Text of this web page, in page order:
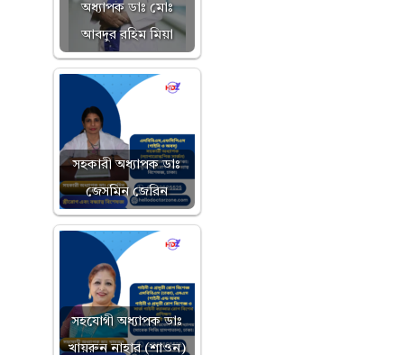
অধ্যাপক ডাঃ মোঃ
আবদুর রহিম মিয়া
সহকারী অধ্যাপক ডাঃ
জেসমিন জেরিন
সহযোগী অধ্যাপক ডাঃ
খায়রুন নাহার (শাওন)